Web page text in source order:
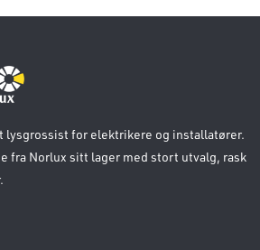
lysgrossist for elektrikere og installatører.
fra Norlux sitt lager med stort utvalg, rask